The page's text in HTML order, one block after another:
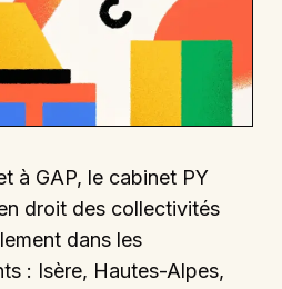
à GAP, le cabinet PY
droit des collectivités
dans les
: Isère, Hautes-Alpes,